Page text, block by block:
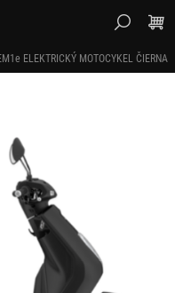
ELEKTRICKÝ MOTOCYKEL ČIERNA